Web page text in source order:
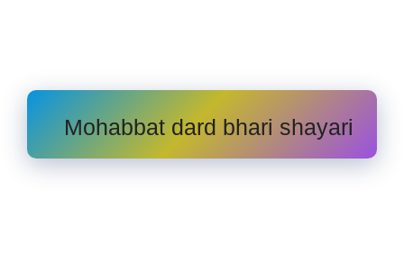
Mohabbat dard bhari shayari